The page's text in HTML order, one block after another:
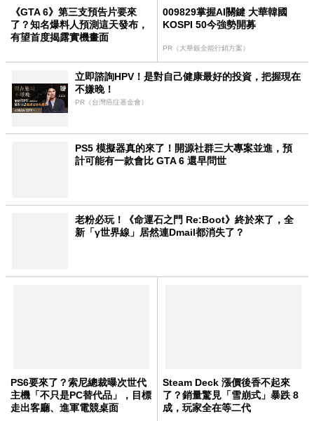
《GTA 6》第三支預告片要來
了？知名爆料人預測這天發布，
有望首度揭露實機畫面
009829掌握AI關鍵 大華韓國
KOSPI 50今強勢開募
PR（大華銀全能行銷方案）
立即諮詢HPV！是對自己健康最好的投資，把握現在
不嫌晚！
PR（台灣癌症基金會）
PS5 模擬器真的來了！開源社群三大專案並進，預
計可能有一款會比 GTA 6 還早問世
老粉必玩！《命運石之門 Re:Boot》終於來了，全
新「γ世界線」居然連Dmail都消失了？
PS6要來了？索尼總裁曝次世代
主機「不只是PC替代品」，目標
走出客廳、進軍電競桌面
Steam Deck 漲價後香不起來
了？銷量驚見「雪崩式」暴跌 8
成，玩家全在等二代